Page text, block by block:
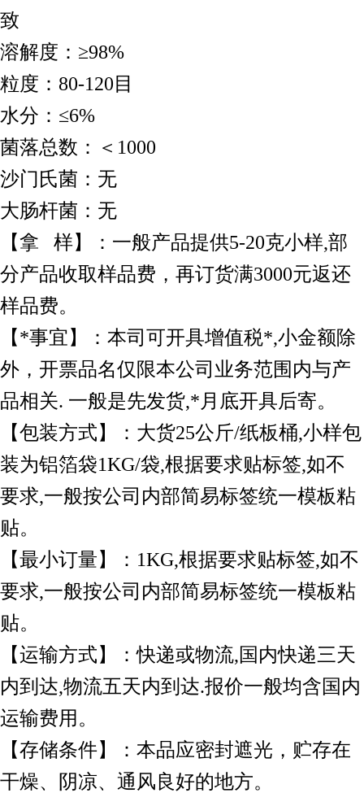
致
溶解度：≥98%
粒度：80-120目
水分：≤6%
菌落总数：＜1000
沙门氏菌：无
大肠杆菌：无
【拿 样】：一般产品提供5-20克小样,部
分产品收取样品费，再订货满3000元返还
样品费。
【*事宜】：本司可开具增值税*,小金额除
外，开票品名仅限本公司业务范围内与产
品相关. 一般是先发货,*月底开具后寄。
【包装方式】：大货25公斤/纸板桶,小样包
装为铝箔袋1KG/袋,根据要求贴标签,如不
要求,一般按公司内部简易标签统一模板粘
贴。
【最小订量】：1KG,根据要求贴标签,如不
要求,一般按公司内部简易标签统一模板粘
贴。
【运输方式】：快递或物流,国内快递三天
内到达,物流五天内到达.报价一般均含国内
运输费用。
【存储条件】：本品应密封遮光，贮存在
干燥、阴凉、通风良好的地方。